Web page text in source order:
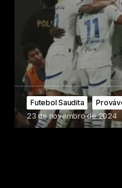
Futebol Saudita
23 de novembro de 2024